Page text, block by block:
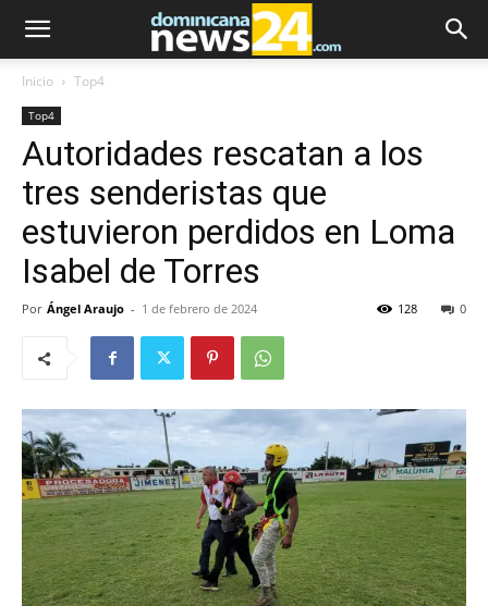
Inicio Top4
Top4
Autoridades rescatan a los
tres senderistas que
estuvieron perdidos en Loma
Isabel de Torres
Por Ángel Araujo - 1 de febrero de 2024 0
128